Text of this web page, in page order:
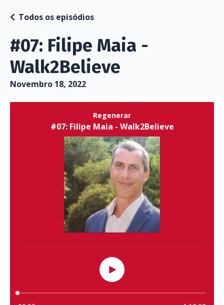
#07: Filipe Maia -
Walk2Believe
Todos os episódios
Novembro 18, 2022